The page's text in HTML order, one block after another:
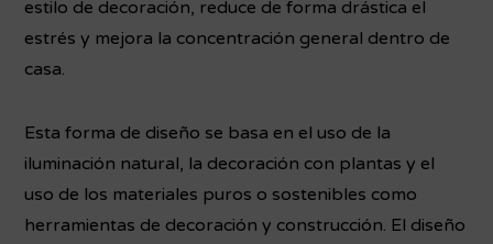
estilo de decoración, reduce de forma drástica el
estrés y mejora la concentración general dentro de
casa.
Esta forma de diseño se basa en el uso de la
iluminación natural, la decoración con plantas y el
uso de los materiales puros o sostenibles como
herramientas de decoración y construcción. El diseño